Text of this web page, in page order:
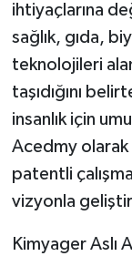
ihtiyaçlarına
sağlık, gıda,
teknolojileri
taşıdığını
insanlık için
Acedmy olarak
patentli
vizyonla
Kimyager Aslı